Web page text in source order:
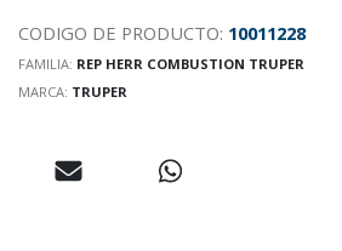
CODIGO DE PRODUCTO: 10011228
FAMILIA: REP HERR COMBUSTION TRUPER
MARCA: TRUPER